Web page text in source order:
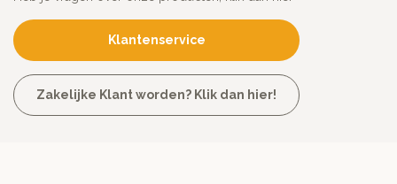
Klantenservice
Zakelijke Klant worden? Klik dan hier!